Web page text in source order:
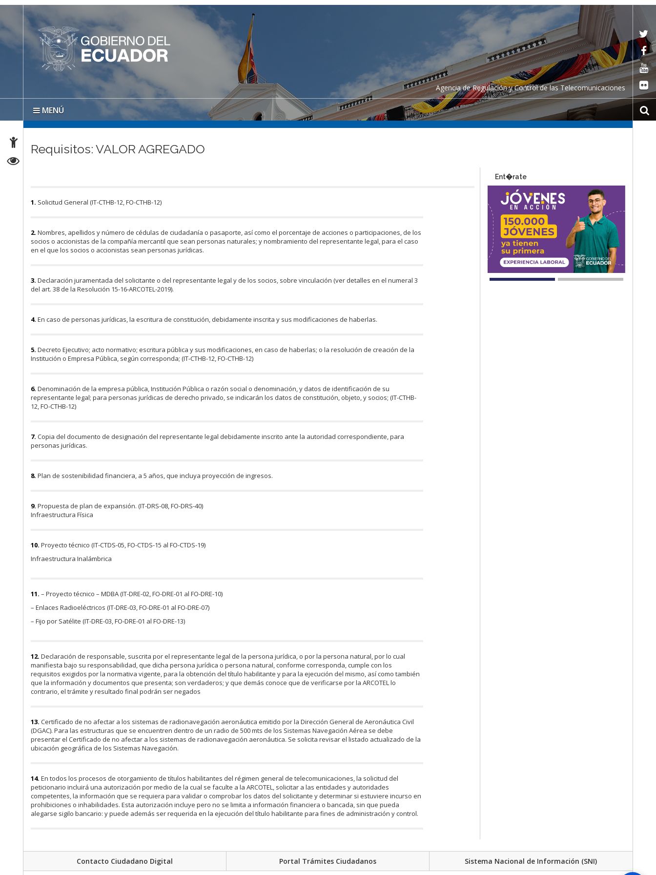
Agencia de Regulación y Control de las Telecomunicaciones
MENÚ
Requisitos: VALOR AGREGADO
1. Solicitud General (IT-CTHB-12, FO-CTHB-12)
2. Nombres, apellidos y número de cédulas de ciudadanía o pasaporte, así como el porcentaje de acciones o participaciones, de los
socios o accionistas de la compañía mercantil que sean personas naturales; y nombramiento del representante legal, para el caso
en el que los socios o accionistas sean personas jurídicas.
3. Declaración juramentada del solicitante o del representante legal y de los socios, sobre vinculación (ver detalles en el numeral 3
del art. 38 de la Resolución 15-16-ARCOTEL-2019).
4. En caso de personas jurídicas, la escritura de constitución, debidamente inscrita y sus modificaciones de haberlas.
5. Decreto Ejecutivo; acto normativo; escritura pública y sus modificaciones, en caso de haberlas; o la resolución de creación de la
Institución o Empresa Pública, según corresponda; (IT-CTHB-12, FO-CTHB-12)
6. Denominación de la empresa pública, Institución Pública o razón social o denominación, y datos de identificación de su
representante legal; para personas jurídicas de derecho privado, se indicarán los datos de constitución, objeto, y socios; (IT-CTHB-
12, FO-CTHB-12)
7. Copia del documento de designación del representante legal debidamente inscrito ante la autoridad correspondiente, para
personas jurídicas.
8. Plan de sostenibilidad financiera, a 5 años, que incluya proyección de ingresos.
9. Propuesta de plan de expansión. (IT-DRS-08, FO-DRS-40)
Infraestructura Física
10. Proyecto técnico (IT-CTDS-05, FO-CTDS-15 al FO-CTDS-19)
Infraestructura Inalámbrica
11. – Proyecto técnico – MDBA (IT-DRE-02, FO-DRE-01 al FO-DRE-10)
– Enlaces Radioeléctricos (IT-DRE-03, FO-DRE-01 al FO-DRE-07)
– Fijo por Satélite (IT-DRE-03, FO-DRE-01 al FO-DRE-13)
12. Declaración de responsable, suscrita por el representante legal de la persona jurídica, o por la persona natural, por lo cual
manifiesta bajo su responsabilidad, que dicha persona jurídica o persona natural, conforme corresponda, cumple con los
requisitos exigidos por la normativa vigente, para la obtención del título habilitante y para la ejecución del mismo, así como también
que la información y documentos que presenta; son verdaderos; y que demás conoce que de verificarse por la ARCOTEL lo
contrario, el trámite y resultado final podrán ser negados
13. Certificado de no afectar a los sistemas de radionavegación aeronáutica emitido por la Dirección General de Aeronáutica Civil
(DGAC). Para las estructuras que se encuentren dentro de un radio de 500 mts de los Sistemas Navegación Aérea se debe
presentar el Certificado de no afectar a los sistemas de radionavegación aeronáutica. Se solicita revisar el listado actualizado de la
ubicación geográfica de los Sistemas Navegación.
14. En todos los procesos de otorgamiento de títulos habilitantes del régimen general de telecomunicaciones, la solicitud del
peticionario incluirá una autorización por medio de la cual se faculte a la ARCOTEL, solicitar a las entidades y autoridades
competentes, la información que se requiera para validar o comprobar los datos del solicitante y determinar si estuviere incurso en
prohibiciones o inhabilidades. Esta autorización incluye pero no se limita a información financiera o bancada, sin que pueda
alegarse sigilo bancario: y puede además ser requerida en la ejecución del título habilitante para fines de administración y control.
Ent�rate
Contacto Ciudadano Digital Portal Trámites Ciudadanos Sistema Nacional de Información (SNI)